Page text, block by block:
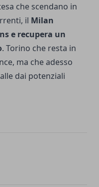
che scendano in
il Milan
e recupera un
. Torino che resta in
ma che adesso
dai potenziali